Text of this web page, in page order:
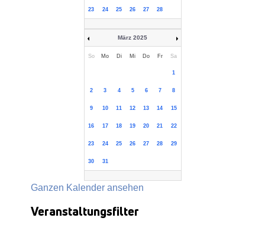
23 24 25 26 27 28
März 2025
So Mo Di Mi Do Fr Sa
1
2 3 4 5 6 7 8
9 10 11 12 13 14 15
16 17 18 19 20 21 22
23 24 25 26 27 28 29
30 31
Ganzen Kalender ansehen
Veranstaltungsfilter